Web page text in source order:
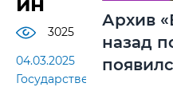
3025
04.03.2025
Государственый
Архив
назад